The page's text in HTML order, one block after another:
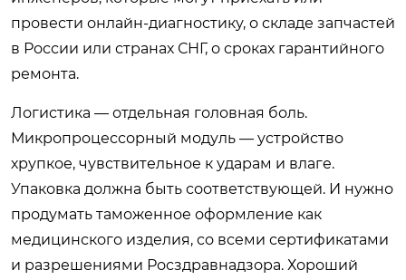
провести онлайн-диагностику, о складе запчастей
в России или странах СНГ, о сроках гарантийного
ремонта.
Логистика — отдельная головная боль.
Микропроцессорный модуль — устройство
хрупкое, чувствительное к ударам и влаге.
Упаковка должна быть соответствующей. И нужно
продумать таможенное оформление как
медицинского изделия, со всеми сертификатами
и разрешениями Росздравнадзора. Хороший